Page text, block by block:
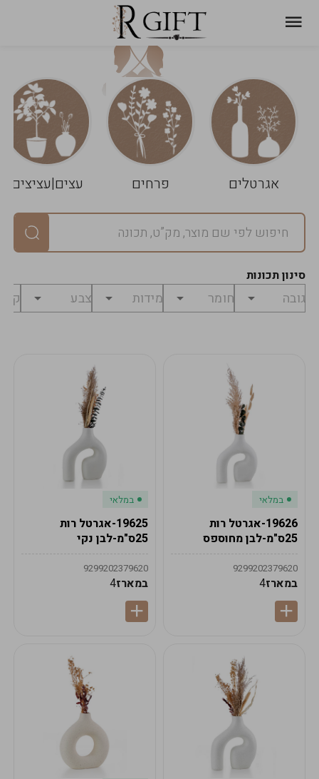
אגרטלים פרחים עצים|עציצים
סינון תכונות
במלאי
19626-אגרטל רות
25ס"מ-לבן מחוספס
9299202379620
במארז4
במלאי
19625-אגרטל רות
25ס"מ-לבן נקי
9299202379620
במארז4
עגלת
שלך
ניקוי
הסל
במארז
מחיר
לפני
₪0
לתשלום